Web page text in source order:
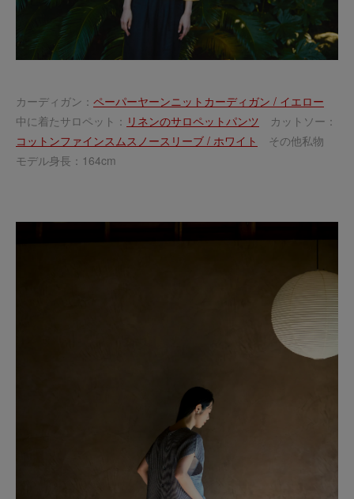
カーディガン： ペーパーヤーンニットカーディガン / イエロー
中に着たサロペット： リネンのサロペットパンツ カットソー：
コットンファインスムスノースリーブ / ホワイト
その他私物
モデル身長：164cm